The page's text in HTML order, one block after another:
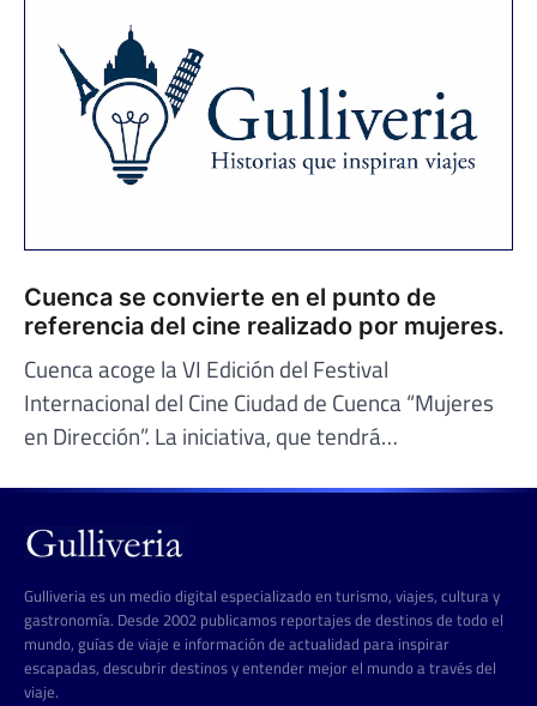
Cuenca se convierte en el punto de
referencia del cine realizado por mujeres.
Cuenca acoge la VI Edición del Festival
Internacional del Cine Ciudad de Cuenca “Mujeres
en Dirección”. La iniciativa, que tendrá…
Gulliveria es un medio digital especializado en turismo, viajes, cultura y
gastronomía. Desde 2002 publicamos reportajes de destinos de todo el
mundo, guías de viaje e información de actualidad para inspirar
escapadas, descubrir destinos y entender mejor el mundo a través del
viaje.